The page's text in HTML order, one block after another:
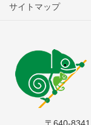
サイトマップ
〒640-8341